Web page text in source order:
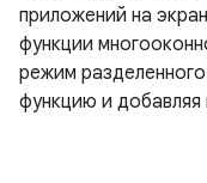
приложений на
функции
режим
функцию и